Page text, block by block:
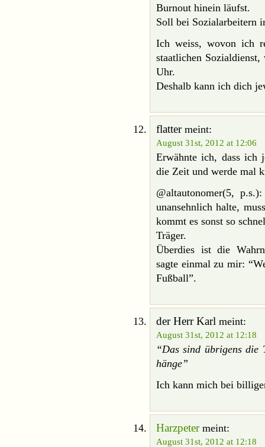
Burnout hinein läufst.
Soll bei Sozialarbeitern
Ich weiss, wovon ich
staatlichen
Uhr.
Deshalb kann ich dich
flattermeint:
August 31st, 2012 at 12:06
Erwähnte ich, dass ich
die Zeit und werde mal
@altautonomer(5,
unansehnlich halte,
kommt es sonst so
Träger.
Überdies ist die
sagte einmal zu mir:
Fußball”.
der Herr Karl meint:
August 31st, 2012 at 12:18
“Das sind übrigens die
hänge”
Ich kann mich bei
Harzpetermeint:
August 31st, 2012 at 12:18